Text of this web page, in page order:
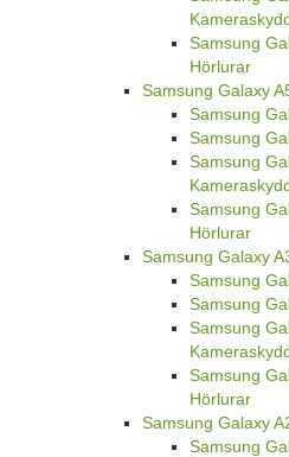
Samsung
Hörlurar
Samsung Galaxy
Samsung
Samsung
Samsung
Samsung
Hörlurar
Samsung Galaxy
Samsung
Samsung
Samsung
Samsung
Hörlurar
Samsung Galaxy
Samsung